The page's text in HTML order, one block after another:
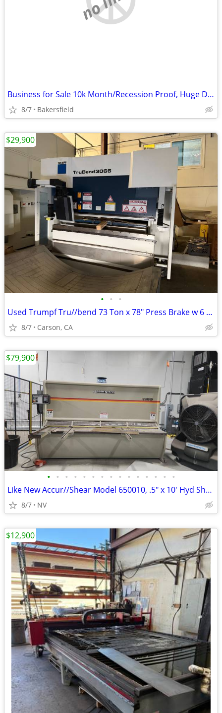
Business for Sale 10k Month/Recession Proof, Huge Demand
8/7 Bakersfield
• • •
Used Trumpf Tru//bend 73 Ton x 78" Press Brake w 6 Axis CNC Control
8/7 Carson, CA
$29,900
• • • • • • • • • • • • • • •
Like New Accur//Shear Model 650010, .5" x 10' Hyd Shear w/ Backgauge
8/7 NV
$79,900
$12,900